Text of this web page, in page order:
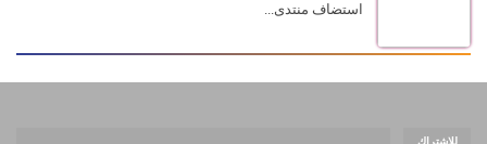
استضاف منتدى...